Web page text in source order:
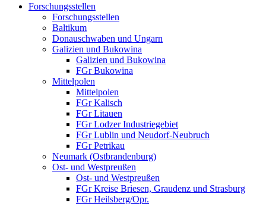
Forschungsstellen
Forschungsstellen
Baltikum
Donauschwaben und Ungarn
Galizien und Bukowina
Galizien und Bukowina
FGr Bukowina
Mittelpolen
Mittelpolen
FGr Kalisch
FGr Litauen
FGr Lodzer Industriegebiet
FGr Lublin und Neudorf-Neubruch
FGr Petrikau
Neumark (Ostbrandenburg)
Ost- und Westpreußen
Ost- und Westpreußen
FGr Kreise Briesen, Graudenz und Strasburg
FGr Heilsberg/Opr.